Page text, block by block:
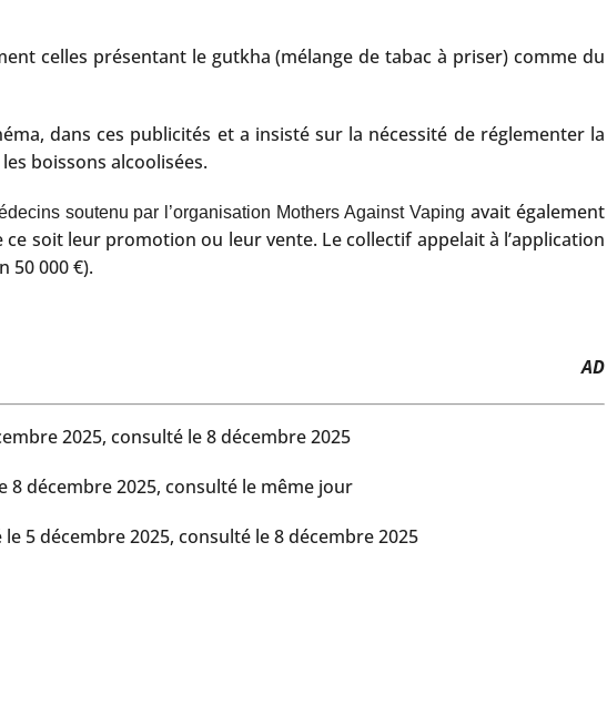
celles présentant le gutkha (mélange de tabac à priser) comme du
dans ces publicités et a insisté sur la nécessité de réglementer la
boissons alcoolisées.
soutenu par l’organisation Mothers Against Vaping avait également
soit leur promotion ou leur vente. Le collectif appelait à l’application
50 000 €).
AD
2025, consulté le 8 décembre 2025
8 décembre 2025, consulté le même jour
le 5 décembre 2025, consulté le 8 décembre 2025